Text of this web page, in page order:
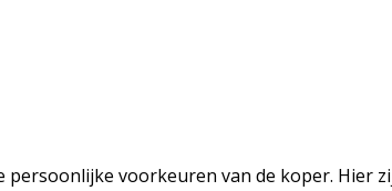
voorkeuren van de koper. Hier